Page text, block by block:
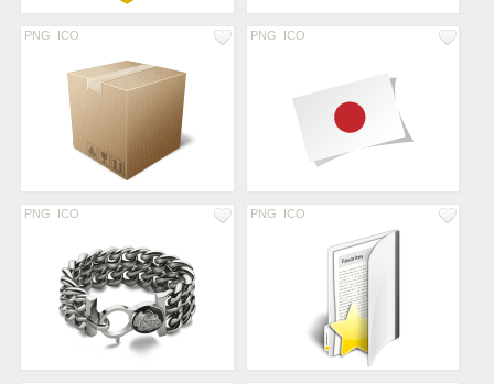
PNG ICO PNG ICO
PNG ICO PNG ICO